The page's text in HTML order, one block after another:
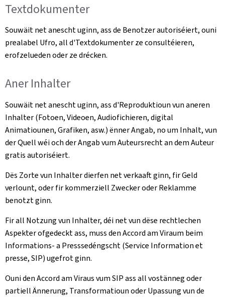
Textdokumenter
Souwäit net anescht uginn, ass de Benotzer autoriséiert, ouni
prealabel Ufro, all d'Textdokumenter ze consultéieren,
erofzelueden oder ze drécken.
Aner Inhalter
Souwäit net anescht uginn, ass d'Reproduktioun vun aneren
Inhalter (Fotoen, Videoen, Audiofichieren, digital
Animatiounen, Grafiken, asw.) ënner Angab, no um Inhalt, vun
der Quell wéi och der Angab vum Auteursrecht an dem Auteur
gratis autoriséiert.
Dës Zorte vun Inhalter dierfen net verkaaft ginn, fir Geld
verlount, oder fir kommerziell Zwecker oder Reklamme
benotzt ginn.
Fir all Notzung vun Inhalter, déi net vun dëse rechtlechen
Aspekter ofgedeckt ass, muss den Accord am Viraum beim
Informations- a Presssedéngscht (Service Information et
presse, SIP) ugefrot ginn.
Ouni den Accord am Viraus vum SIP ass all vostänneg oder
partiell Ännerung, Transformatioun oder Upassung vun de